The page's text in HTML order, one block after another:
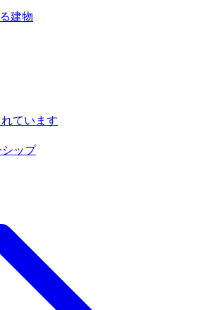
建物
ています
ップ